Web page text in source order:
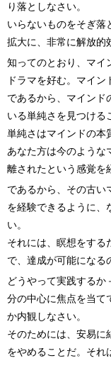
り落としなさい。
いらないものをそぎ落
拡大に、非常に解放的
知ってのとおり、マイ
ドラマを好む。マイン
であるから、マインド
いる単純さを見つける
単純さはマインドの本
あなた方は今のような
離されたという感覚を
であるから、その古い
を経験できるように、
い。
それには、瞑想をする
で、達成が可能になる
どうやって実践するか
分の中心に焦点を当て
か内観しなさい。
そのためには、安易に
をやめることだ。それ